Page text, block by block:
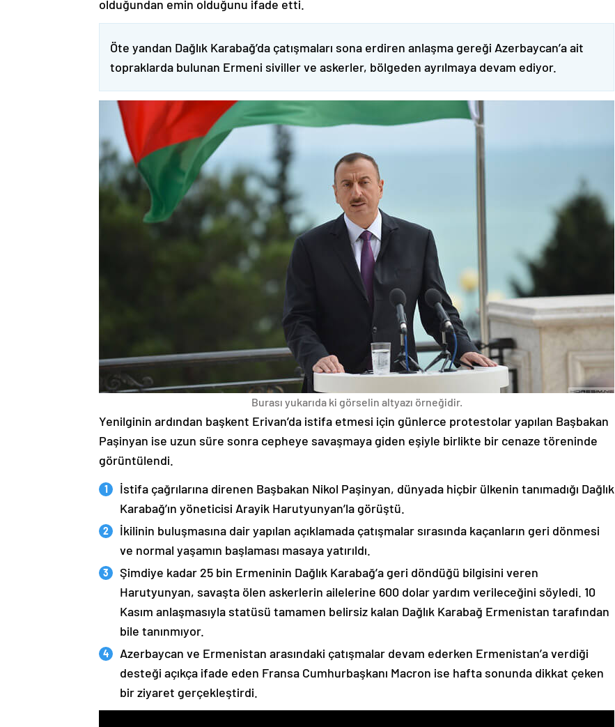
olduğundan emin olduğunu ifade etti.
Öte yandan Dağlık Karabağ’da çatışmaları sona erdiren anlaşma gereği Azerbaycan’a ait
topraklarda bulunan Ermeni siviller ve askerler, bölgeden ayrılmaya devam ediyor.
Burası yukarıda ki görselin altyazı örneğidir.
Yenilginin ardından başkent Erivan’da istifa etmesi için günlerce protestolar yapılan Başbakan
Paşinyan ise uzun süre sonra cepheye savaşmaya giden eşiyle birlikte bir cenaze töreninde
görüntülendi.
İstifa çağrılarına direnen Başbakan Nikol Paşinyan, dünyada hiçbir ülkenin tanımadığı Dağlık
Karabağ’ın yöneticisi Arayik Harutyunyan’la görüştü.
İkilinin buluşmasına dair yapılan açıklamada çatışmalar sırasında kaçanların geri dönmesi
ve normal yaşamın başlaması masaya yatırıldı.
Şimdiye kadar 25 bin Ermeninin Dağlık Karabağ’a geri döndüğü bilgisini veren
Harutyunyan, savaşta ölen askerlerin ailelerine 600 dolar yardım verileceğini söyledi. 10
Kasım anlaşmasıyla statüsü tamamen belirsiz kalan Dağlık Karabağ Ermenistan tarafından
bile tanınmıyor.
Azerbaycan ve Ermenistan arasındaki çatışmalar devam ederken Ermenistan’a verdiği
desteği açıkça ifade eden Fransa Cumhurbaşkanı Macron ise hafta sonunda dikkat çeken
bir ziyaret gerçekleştirdi.